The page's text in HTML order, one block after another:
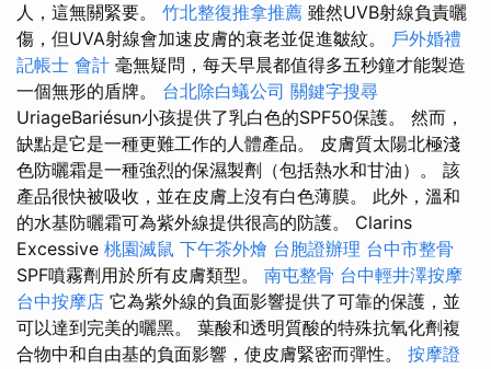
人，這無關緊要。 竹北整復推拿推薦 雖然UVB射線負責曬
傷，但UVA射線會加速皮膚的衰老並促進皺紋。 戶外婚禮
記帳士 會計 毫無疑問，每天早晨都值得多五秒鐘才能製造
一個無形的盾牌。 台北除白蟻公司 關鍵字搜尋
UriageBariésun小孩提供了乳白色的SPF50保護。 然而，
缺點是它是一種更難工作的人體產品。 皮膚質太陽北極淺
色防曬霜是一種強烈的保濕製劑（包括熱水和甘油）。 該
產品很快被吸收，並在皮膚上沒有白色薄膜。 此外，溫和
的水基防曬霜可為紫外線提供很高的防護。 Clarins
Excessive 桃園滅鼠 下午茶外燴 台胞證辦理 台中市整骨
SPF噴霧劑用於所有皮膚類型。 南屯整骨 台中輕井澤按摩
台中按摩店 它為紫外線的負面影響提供了可靠的保護，並
可以達到完美的曬黑。 葉酸和透明質酸的特殊抗氧化劑複
合物中和自由基的負面影響，使皮膚緊密而彈性。 按摩證